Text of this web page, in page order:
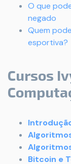
O que
negado
Quem
esportiva?
Cursos
Bitcoin e